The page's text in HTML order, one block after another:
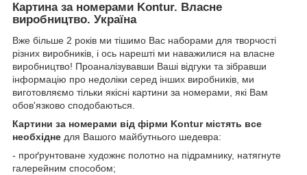
Картина за номерами Kontur. Власне
виробництво. Україна
Вже більше 2 років ми тішимо Вас наборами для творчості
різних виробників, і ось нарешті ми наважилися на власне
виробництво! Проаналізувавши Ваші відгуки та зібравши
інформацію про недоліки серед інших виробників, ми
виготовляємо тільки якісні картини за номерами, які Вам
обов'язково сподобаються.
Картини за номерами від фірми Kontur містять все
необхідне для Вашого майбутнього шедевра:
- проґрунтоване художнє полотно на підрамнику, натягнуте
галерейним способом;